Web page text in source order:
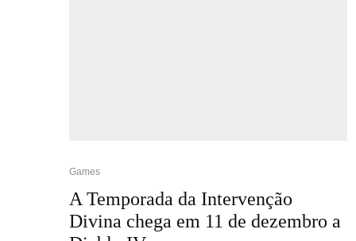
Games
A Temporada da Intervenção
Divina chega em 11 de dezembro a